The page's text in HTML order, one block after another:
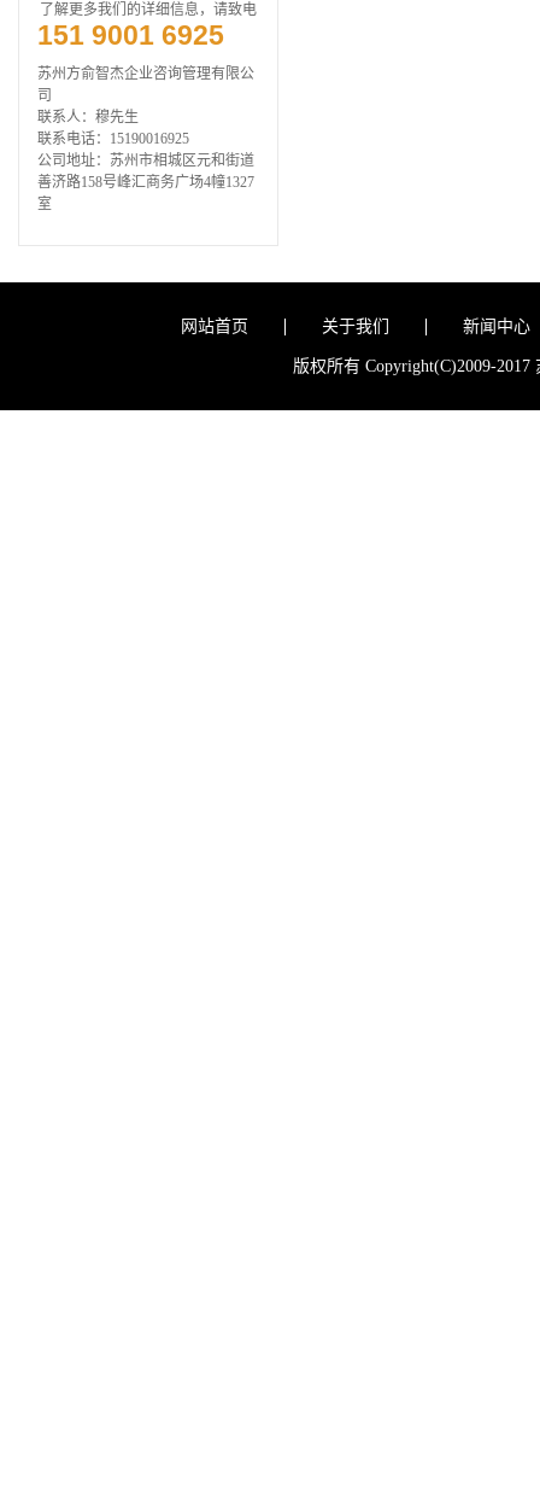
了解更多我们的详细信息，请致电
151 9001 6925
苏州方俞智杰企业咨询管理有限公
司
联系人：穆先生
联系电话：15190016925
公司地址：苏州市相城区元和街道
善济路158号峰汇商务广场4幢1327
室
网站首页 关于我们 新闻中心
版权所有 Copyright(C)2009-